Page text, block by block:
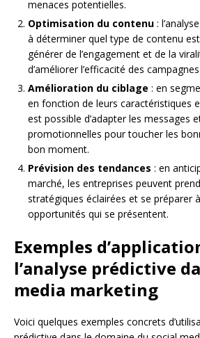
menaces potentielles.
Optimisation du contenu :
à déterminer quel type de contenu
générer de l’engagement et de la
d’améliorer l’efficacité des
Amélioration du ciblage : en
en fonction de leurs caractéristiques
est possible d’adapter les messages
promotionnelles pour toucher les
bon moment.
Prévision des tendances : en
marché, les entreprises peuvent
stratégiques éclairées et se préparer
opportunités qui se présentent.
Exemples
l’analyse prédictive
media marketing
Voici quelques exemples concrets